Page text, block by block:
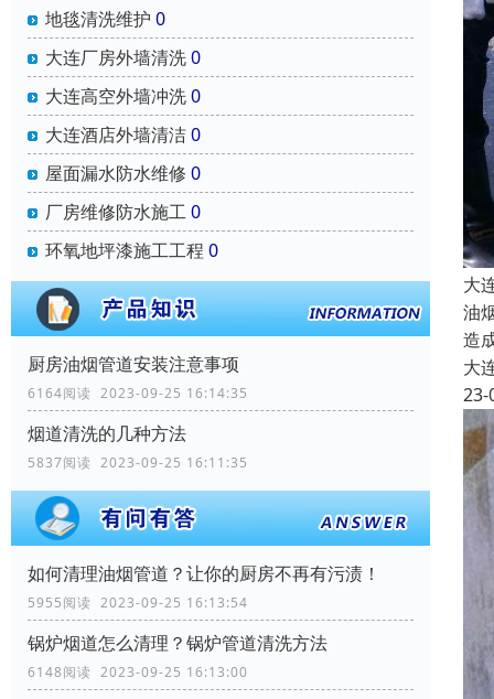
地毯清洗维护 0
大连厂房外墙清洗0
大连高空外墙冲洗0
大连酒店外墙清洁0
屋面漏水防水维修 0
厂房维修防水施工0
环氧地坪漆施工工程 0
厨房油烟管道安装注意事项
6164阅读 2023-09-25 16:14:35
烟道清洗的几种方法
5837阅读 2023-09-25 16:11:35
如何清理油烟管道？让你的厨房不再有污渍！
5955阅读 2023-09-25 16:13:54
锅炉烟道怎么清理？锅炉管道清洗方法
6148阅读 2023-09-25 16:13:00
大
油
造
大
23-